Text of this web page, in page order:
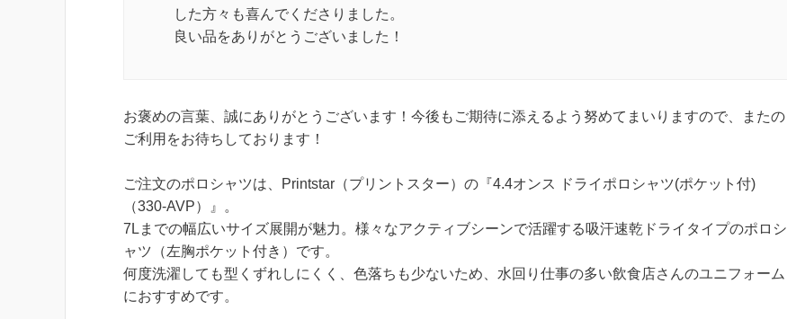
した方々も喜んでくださりました。
良い品をありがとうございました！
お褒めの言葉、誠にありがとうございます！今後もご期待に添えるよう努めてまいりますので、またの
ご利用をお待ちしております！
ご注文のポロシャツは、Printstar（プリントスター）の『4.4オンス ドライポロシャツ(ポケット付)
（330-AVP）』。
7Lまでの幅広いサイズ展開が魅力。様々なアクティブシーンで活躍する吸汗速乾ドライタイプのポロシ
ャツ（左胸ポケット付き）です。
何度洗濯しても型くずれしにくく、色落ちも少ないため、水回り仕事の多い飲食店さんのユニフォーム
におすすめです。